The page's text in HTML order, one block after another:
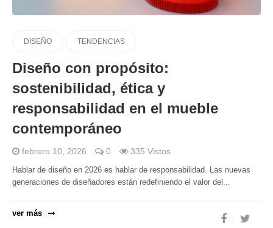
DISEÑO TENDENCIAS
Diseño con propósito:
sostenibilidad, ética y
responsabilidad en el mueble
contemporáneo
febrero 10, 2026 0 335 Vistos
Hablar de diseño en 2026 es hablar de responsabilidad. Las nuevas
generaciones de diseñadores están redefiniendo el valor del...
ver más